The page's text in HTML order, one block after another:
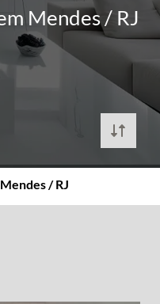
Mendes / RJ
Mendes / RJ